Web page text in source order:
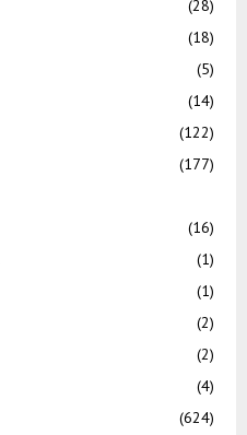
(28)
(18)
(5)
(14)
(122)
(177)
(16)
(1)
(1)
(2)
(2)
(4)
(624)